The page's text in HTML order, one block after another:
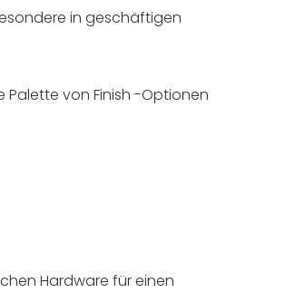
in geschäftigen
Palette von Finish -Optionen
Hardware für einen